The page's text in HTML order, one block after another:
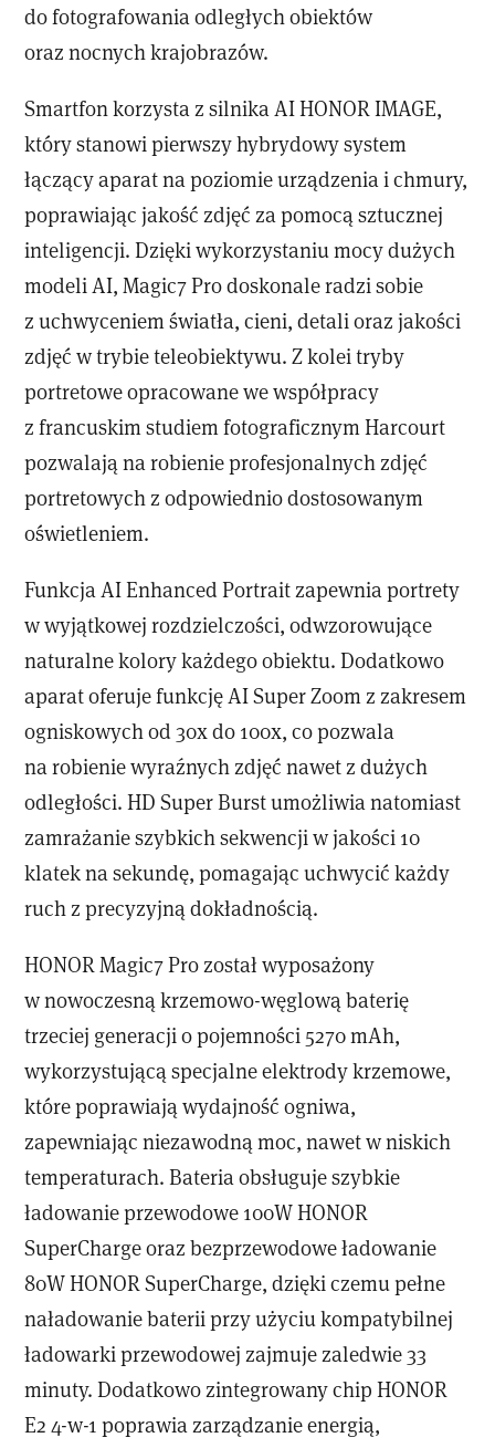
do fotografowania odległych obiektów
oraz nocnych krajobrazów.
Smartfon korzysta z silnika AI HONOR IMAGE,
który stanowi pierwszy hybrydowy system
łączący aparat na poziomie urządzenia i chmury,
poprawiając jakość zdjęć za pomocą sztucznej
inteligencji. Dzięki wykorzystaniu mocy dużych
modeli AI, Magic7 Pro doskonale radzi sobie
z uchwyceniem światła, cieni, detali oraz jakości
zdjęć w trybie teleobiektywu. Z kolei tryby
portretowe opracowane we współpracy
z francuskim studiem fotograficznym Harcourt
pozwalają na robienie profesjonalnych zdjęć
portretowych z odpowiednio dostosowanym
oświetleniem.
Funkcja AI Enhanced Portrait zapewnia portrety
w wyjątkowej rozdzielczości, odwzorowujące
naturalne kolory każdego obiektu. Dodatkowo
aparat oferuje funkcję AI Super Zoom z zakresem
ogniskowych od 30x do 100x, co pozwala
na robienie wyraźnych zdjęć nawet z dużych
odległości. HD Super Burst umożliwia natomiast
zamrażanie szybkich sekwencji w jakości 10
klatek na sekundę, pomagając uchwycić każdy
ruch z precyzyjną dokładnością.
HONOR Magic7 Pro został wyposażony
w nowoczesną krzemowo-węglową baterię
trzeciej generacji o pojemności 5270 mAh,
wykorzystującą specjalne elektrody krzemowe,
które poprawiają wydajność ogniwa,
zapewniając niezawodną moc, nawet w niskich
temperaturach. Bateria obsługuje szybkie
ładowanie przewodowe 100W HONOR
SuperCharge oraz bezprzewodowe ładowanie
80W HONOR SuperCharge, dzięki czemu pełne
naładowanie baterii przy użyciu kompatybilnej
ładowarki przewodowej zajmuje zaledwie 33
minuty. Dodatkowo zintegrowany chip HONOR
E2 4-w-1 poprawia zarządzanie energią,